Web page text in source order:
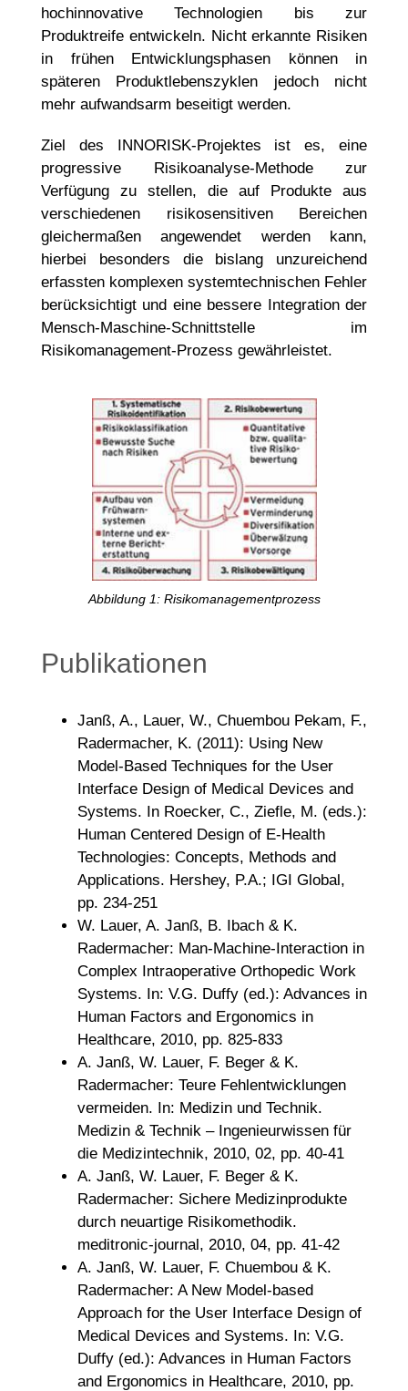
hochinnovative Technologien bis zur
Produktreife entwickeln. Nicht erkannte Risiken
in frühen Entwicklungsphasen können in
späteren Produktlebenszyklen jedoch nicht
mehr aufwandsarm beseitigt werden.
Ziel des INNORISK-Projektes ist es, eine
progressive Risikoanalyse-Methode zur
Verfügung zu stellen, die auf Produkte aus
verschiedenen risikosensitiven Bereichen
gleichermaßen angewendet werden kann,
hierbei besonders die bislang unzureichend
erfassten komplexen systemtechnischen Fehler
berücksichtigt und eine bessere Integration der
Mensch-Maschine-Schnittstelle im
Risikomanagement-Prozess gewährleistet.
Abbildung 1: Risikomanagementprozess
Publikationen
Janß, A., Lauer, W., Chuembou Pekam, F.,
Radermacher, K. (2011): Using New
Model-Based Techniques for the User
Interface Design of Medical Devices and
Systems. In Roecker, C., Ziefle, M. (eds.):
Human Centered Design of E-Health
Technologies: Concepts, Methods and
Applications. Hershey, P.A.; IGI Global,
pp. 234-251
W. Lauer, A. Janß, B. Ibach & K.
Radermacher: Man-Machine-Interaction in
Complex Intraoperative Orthopedic Work
Systems. In: V.G. Duffy (ed.): Advances in
Human Factors and Ergonomics in
Healthcare, 2010, pp. 825-833
A. Janß, W. Lauer, F. Beger & K.
Radermacher: Teure Fehlentwicklungen
vermeiden. In: Medizin und Technik.
Medizin & Technik – Ingenieurwissen für
die Medizintechnik, 2010, 02, pp. 40-41
A. Janß, W. Lauer, F. Beger & K.
Radermacher: Sichere Medizinprodukte
durch neuartige Risikomethodik.
meditronic-journal, 2010, 04, pp. 41-42
A. Janß, W. Lauer, F. Chuembou & K.
Radermacher: A New Model-based
Approach for the User Interface Design of
Medical Devices and Systems. In: V.G.
Duffy (ed.): Advances in Human Factors
and Ergonomics in Healthcare, 2010, pp.